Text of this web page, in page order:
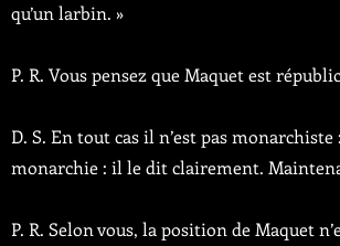
qu’un larbin. »
P. R. Vous pensez que Maquet est
D. S. En tout cas il n’est pas
monarchie : il le dit clairement.
P. R. Selon vous, la position de Maquet